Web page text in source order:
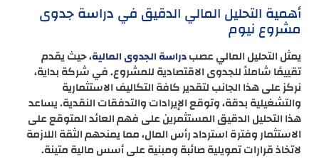
أهمية التحليل المالي الدقيق في دراسة جدوى
مشروع نيوم
يمثل التحليل المالي عصبدراسة الجدوى المالية، حيث يقدم
تقييمًا شاملاً للجدوى الاقتصادية للمشروع. في شركة بداية،
نركز على هذا الجانب لتقدير كافة التكاليف الاستثمارية
والتشغيلية بدقة، وتوقع الإيرادات والتدفقات النقدية. يساعد
هذا التحليل الدقيق المستثمرين على فهم العائد المتوقع على
الاستثمار وفترة استرداد رأس المال، مما يمنحهم الثقة اللازمة
لاتخاذ قرارات تمويلية صائبة ومبنية على أسس مالية متينة.